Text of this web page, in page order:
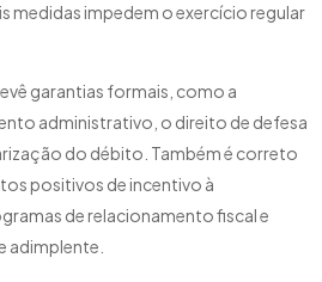
medidas impedem o exercício regular
garantias formais, como a
administrativo, o direito de defesa
do débito. Também é correto
positivos de incentivo à
de relacionamento fiscal e
adimplente.